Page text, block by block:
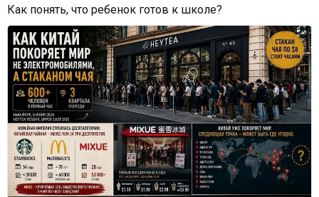
Как понять, что ребенок готов к школе?